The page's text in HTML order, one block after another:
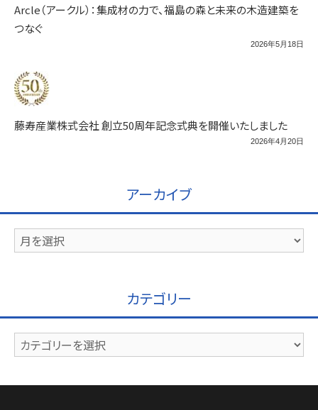
Arcle（アークル）：集成材の力で、福島の森と未来の木造建築を
つなぐ
2026年5月18日
藤寿産業株式会社 創立50周年記念式典を開催いたしました
2026年4月20日
アーカイブ
ア
ー
カテゴリー
カ
テ